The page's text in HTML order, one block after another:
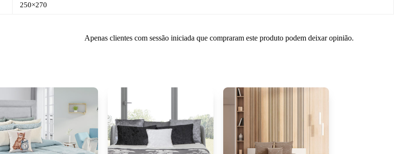
250×270
Apenas clientes com sessão iniciada que compraram este produto podem deixar opinião.